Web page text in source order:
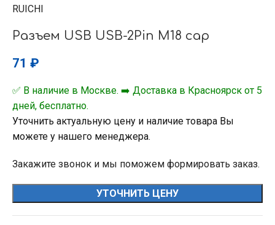
RUICHI
Разъем USB USB-2Pin M18 cap
71 ₽
✅ В наличие в Москве. ➡️ Доставка в Красноярск от 5
дней, бесплатно.
Уточнить актуальную цену и наличие товара Вы
можете у нашего менеджера.
Закажите звонок и мы поможем формировать заказ.
УТОЧНИТЬ ЦЕНУ